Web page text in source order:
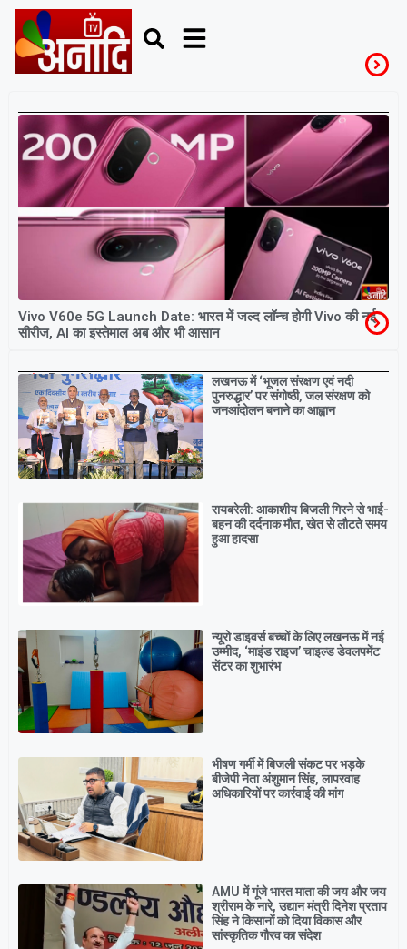
TechUpdateIndia
Vivo V60e 5G Launch Date: भारत में जल्द लॉन्च होगी Vivo की नई
सीरीज, AI का इस्तेमाल अब और भी आसान
Breaking
लखनऊ में ‘भूजल संरक्षण एवं नदी
पुनरुद्धार’ पर संगोष्ठी, जल संरक्षण को
जनआंदोलन बनाने का आह्वान
रायबरेली: आकाशीय बिजली गिरने से भाई-
बहन की दर्दनाक मौत, खेत से लौटते समय
हुआ हादसा
न्यूरो डाइवर्स बच्चों के लिए लखनऊ में नई
उम्मीद, ‘माइंड राइज’ चाइल्ड डेवलपमेंट
सेंटर का शुभारंभ
भीषण गर्मी में बिजली संकट पर भड़के
बीजेपी नेता अंशुमान सिंह, लापरवाह
अधिकारियों पर कार्रवाई की मांग
AMU में गूंजे भारत माता की जय और जय
श्रीराम के नारे, उद्यान मंत्री दिनेश प्रताप
सिंह ने किसानों को दिया विकास और
सांस्कृतिक गौरव का संदेश